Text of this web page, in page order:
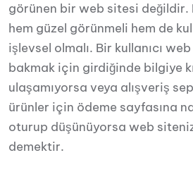
görünen bir web sitesi
hem güzel görünmeli hem de
işlevsel olmalı. Bir kullanıcı
bakmak için girdiğinde bilgiye
ulaşamıyorsa veya alışveriş
ürünler için ödeme sayfasına
oturup düşünüyorsa web siteniz
demektir.